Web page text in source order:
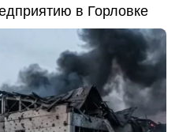
в Горловке